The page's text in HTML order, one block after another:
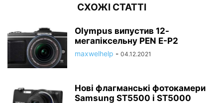
СХОЖІ СТАТТІ
Olympus випустив 12-
мегапіксельну PEN E-P2
maxwelhelp - 04.12.2021
Нові флагманські фотокамери
Samsung ST5500 і ST5000